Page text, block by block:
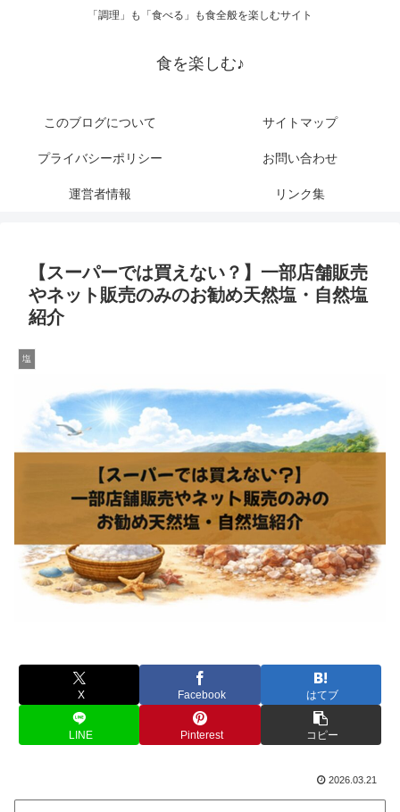
「調理」も「食べる」も食全般を楽しむサイト
食を楽しむ♪
このブログについて サイトマップ
プライバシーポリシー お問い合わせ
運営者情報 リンク集
【スーパーでは買えない？】一部店舗販売
やネット販売のみのお勧め天然塩・自然塩
紹介
塩
X Facebook はてブ
LINE Pinterest コピー
2026.03.21